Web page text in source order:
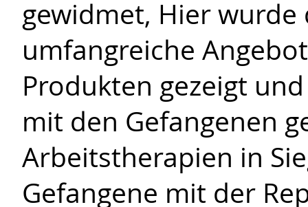
gewidmet, Hier wurde
umfangreiche
Produkten gezeigt
mit den Gefangenen
Arbeitstherapien in
Gefangene mit der